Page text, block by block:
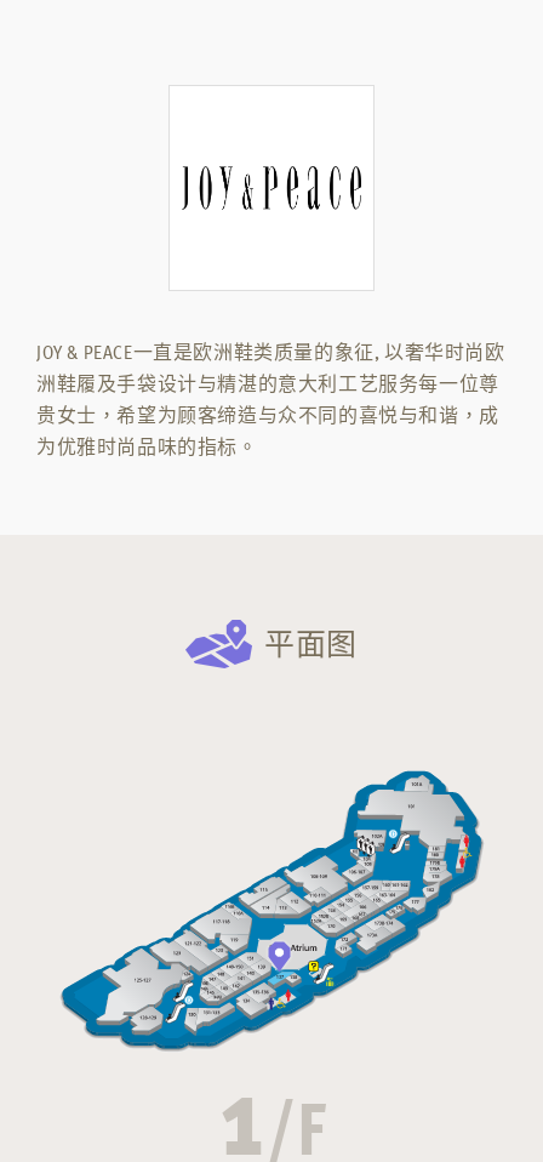
JOY & PEACE一直是欧洲鞋类质量的象征, 以奢华时尚欧
洲鞋履及手袋设计与精湛的意大利工艺服务每一位尊
贵女士，希望为顾客缔造与众不同的喜悦与和谐，成
为优雅时尚品味的指标。
平面图
1/F